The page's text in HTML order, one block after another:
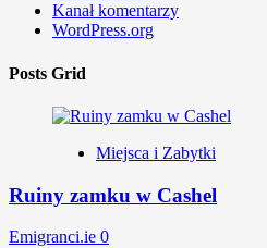
Kanał komentarzy
WordPress.org
Posts Grid
Miejsca i Zabytki
Ruiny zamku w Cashel
Emigranci.ie 0